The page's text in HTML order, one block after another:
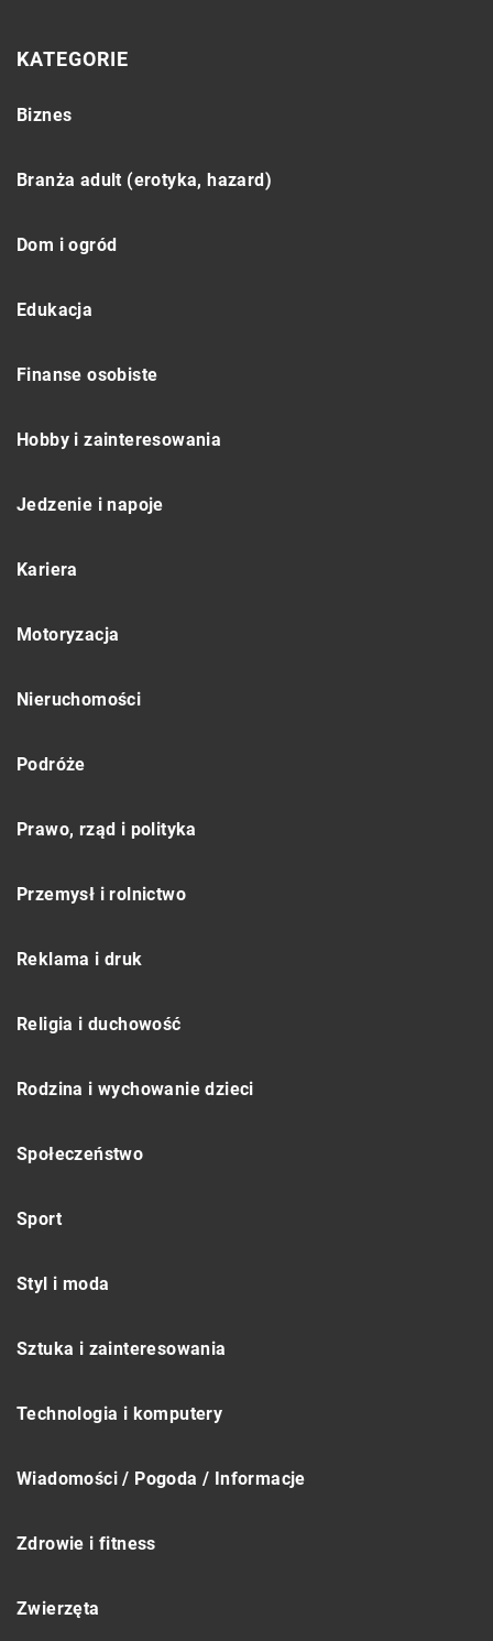
KATEGORIE
Biznes
Branża adult (erotyka, hazard)
Dom i ogród
Edukacja
Finanse osobiste
Hobby i zainteresowania
Jedzenie i napoje
Kariera
Motoryzacja
Nieruchomości
Podróże
Prawo, rząd i polityka
Przemysł i rolnictwo
Reklama i druk
Religia i duchowość
Rodzina i wychowanie dzieci
Społeczeństwo
Sport
Styl i moda
Sztuka i zainteresowania
Technologia i komputery
Wiadomości / Pogoda / Informacje
Zdrowie i fitness
Zwierzęta